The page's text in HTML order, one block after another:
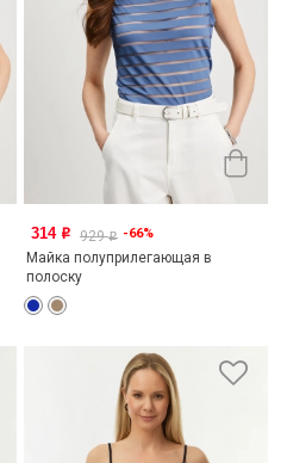
314 o 929o -66%
Майка полуприлегающая в
полоску